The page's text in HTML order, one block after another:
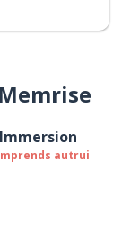
Immersion
autrui